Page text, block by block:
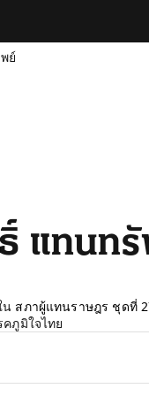
ย์
แทนท
น สภาผู้แทนราษฎร ชุดที่
ภูมิใจไทย